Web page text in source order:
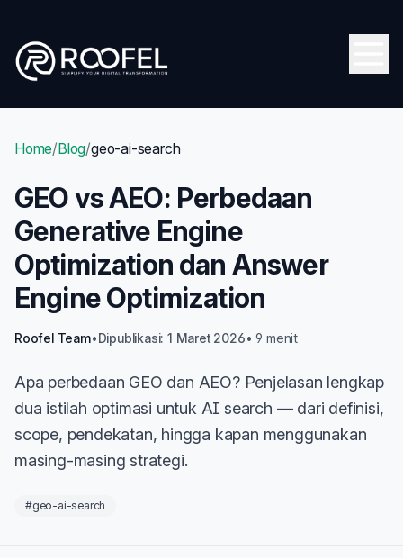
Home/Blog/geo-ai-search
GEO vs AEO: Perbedaan
Generative Engine
Optimization dan Answer
Engine Optimization
Roofel Team•Dipublikasi: 1 Maret 2026• 9 menit
Apa perbedaan GEO dan AEO? Penjelasan lengkap
dua istilah optimasi untuk AI search — dari definisi,
scope, pendekatan, hingga kapan menggunakan
masing-masing strategi.
#geo-ai-search